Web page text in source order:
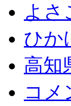
よさ
ひか
高知
コメ